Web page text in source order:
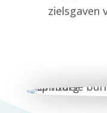
zielsgaven